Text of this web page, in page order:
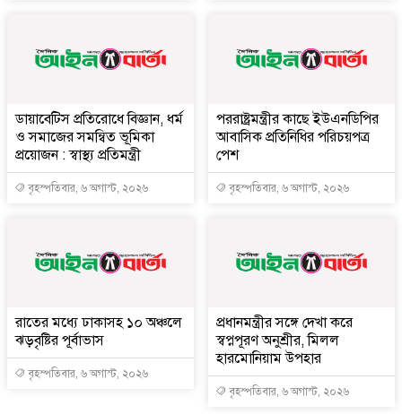
ডায়াবেটিস প্রতিরোধে বিজ্ঞান, ধর্ম
ও সমাজের সমন্বিত ভূমিকা
প্রয়োজন : স্বাস্থ্য প্রতিমন্ত্রী
বৃহস্পতিবার, ৬ অগাস্ট, ২০২৬
পররাষ্ট্রমন্ত্রীর কা‌ছে ইউএনডিপির
আবাসিক প্রতিনিধির পরিচয়পত্র
পেশ
বৃহস্পতিবার, ৬ অগাস্ট, ২০২৬
রাতের মধ্যে ঢাকাসহ ১০ অঞ্চলে
ঝড়বৃষ্টির পূর্বাভাস
বৃহস্পতিবার, ৬ অগাস্ট, ২০২৬
প্রধানমন্ত্রীর সঙ্গে দেখা করে
স্বপ্নপূরণ অনুশ্রীর, মিলল
হারমোনিয়াম উপহার
বৃহস্পতিবার, ৬ অগাস্ট, ২০২৬